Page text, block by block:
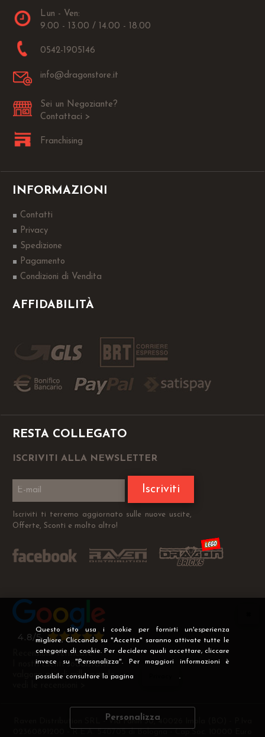
Questo sito usa i cookie per fornirti un'esperienza
migliore. Cliccando su "Accetta" saranno attivate tutte le
categorie di cookie. Per decidere quali accettare, cliccare
invece su "Personalizza". Per maggiori informazioni è
possibile consultare la pagina .
Personalizza
Lun - Ven:
9.00 - 13.00 / 14.00 - 18.00
0542-1905146
info@dragonstore.it
Sei un Negoziante?
Contattaci >
Franchising
INFORMAZIONI
Contatti
Privacy
Spedizione
Pagamento
Condizioni di Vendita
AFFIDABILITÀ
RESTA COLLEGATO
ISCRIVITI ALLA NEWSLETTER
Iscriviti
Iscriviti ti terremo aggiornato sulle nuove uscite,
Offerte, Sconti e molto altro!
Recensioni Verificate
I nostri clienti soddisfatti
valgono più di mille parole
Raven Distribution SRL - Via Fanin 30, 40026 Imola (BO) - P.Iva